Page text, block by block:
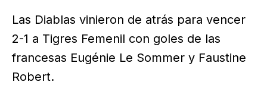
Las Diablas vinieron de atrás para vencer
2-1 a Tigres Femenil con goles de las
francesas Eugénie Le Sommer y Faustine
Robert.